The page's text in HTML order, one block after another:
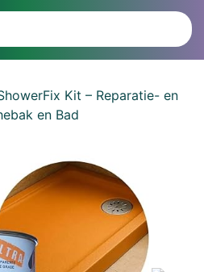
Kit – Reparatie- en
en Bad